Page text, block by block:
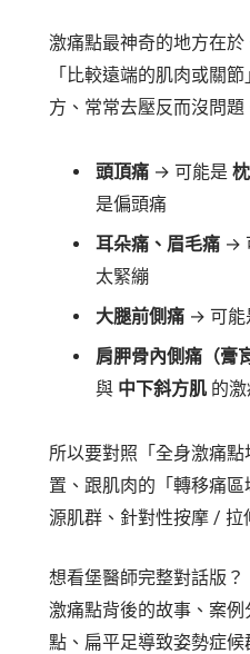
激痛點最神奇的地方在
「比較遠端的肌肉或關
方、常常去壓反而沒問題
頭頂痛 → 可能是
是偏頭痛
耳朵痛、眉毛痛 →
太緊繃
大腿前側痛 → 可能
肩胛骨內側痛（膏
與 中下斜方肌 的
所以要對照「全身激痛
置、跟肌肉的「轉移痛
源肌群、針對性按摩 / 拉
想看堡醫師完整對話版？
激痛點背後的故事、案
點、扁平足導致姿勢症